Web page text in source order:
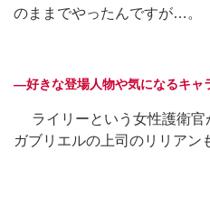
のままでやったんですが…。
―好きな登場人物や気になるキャ
ライリーという女性護衛官
ガブリエルの上司のリリアン